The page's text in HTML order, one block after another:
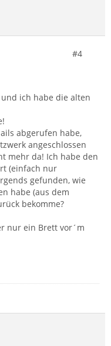
#4
ich habe die alten
abgerufen habe,
angeschlossen
mehr da! Ich habe den
(einfach nur
gefunden, wie
habe (aus dem
bekomme?
nur ein Brett vor´m